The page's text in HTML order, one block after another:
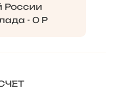
России
- 0 Р